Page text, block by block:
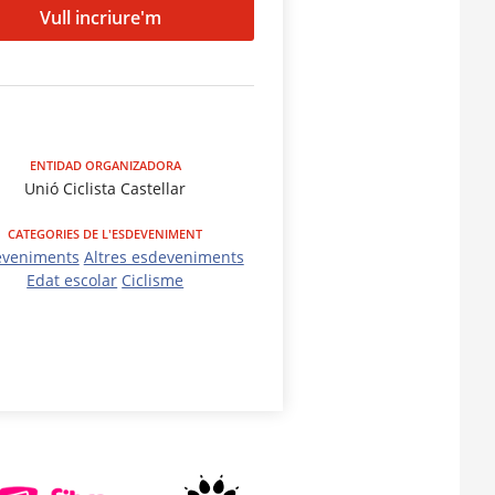
Vull incriure'm
ENTIDAD ORGANIZADORA
Unió Ciclista Castellar
CATEGORIES DE L'ESDEVENIMENT
Altres esdeveniments
Edat escolar Ciclisme